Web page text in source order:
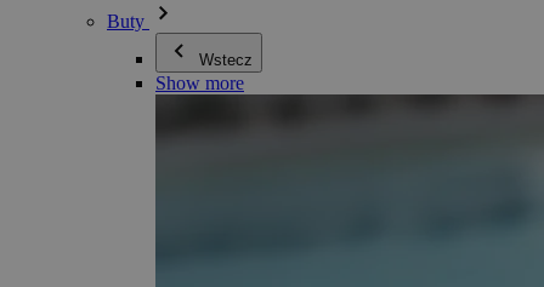
Buty
Wstecz
Show more